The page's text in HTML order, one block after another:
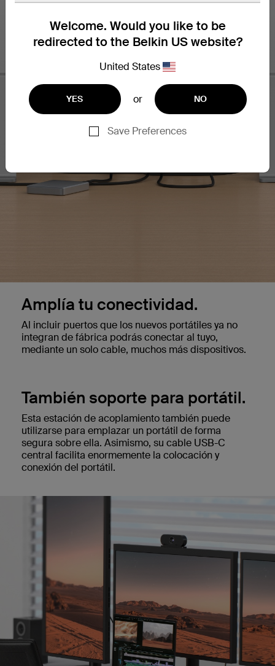
Welcome. Would you like to be
redirected to the Belkin US website?
United States
YES or NO
Save Preferences
Amplía tu conectividad.
Al incluir puertos que los nuevos portátiles ya no
integran de fábrica podrás conectar al tuyo,
mediante un solo cable, muchos más dispositivos.
También soporte para portátil.
Esta estación de acoplamiento también puede
utilizarse para emplazar un portátil de forma
segura sobre ella. Asimismo, su cable USB-C
central facilita enormemente la colocación y
conexión del portátil.